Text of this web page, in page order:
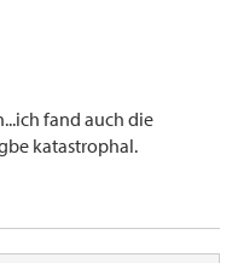
fand auch die
katastrophal.